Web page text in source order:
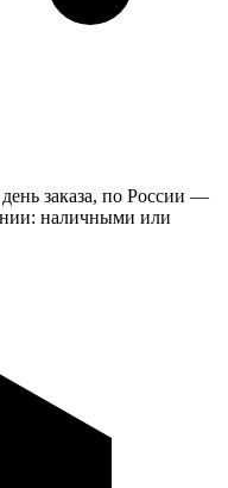
заказа, по России —
наличными или